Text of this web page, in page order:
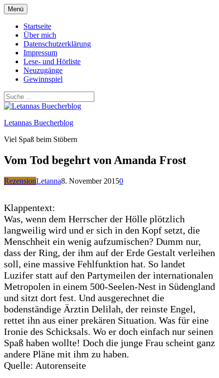
Zum
Inhalt
springen
Menü
Startseite
Über mich
Datenschutzerklärung
Impressum
Lese- und Hörliste
Neuzugänge
Gewinnspiel
Letannas Buecherblog
Viel Spaß beim Stöbern
Vom Tod begehrt von Amanda Frost
RezensionLetanna8. November 20150
Klappentext:
Was, wenn dem Herrscher der Hölle plötzlich
langweilig wird und er sich in den Kopf setzt, die
Menschheit ein wenig aufzumischen? Dumm nur,
dass der Ring, der ihm auf der Erde Gestalt verleihen
soll, eine massive Fehlfunktion hat. So landet
Luzifer statt auf den Partymeilen der internationalen
Metropolen in einem 500-Seelen-Nest in Südengland
und sitzt dort fest. Und ausgerechnet die
bodenständige Ärztin Delilah, der reinste Engel,
rettet ihn aus einer prekären Situation. Was für eine
Ironie des Schicksals. Wo er doch einfach nur seinen
Spaß haben wollte! Doch die junge Frau scheint ganz
andere Pläne mit ihm zu haben.
Quelle: Autorenseite